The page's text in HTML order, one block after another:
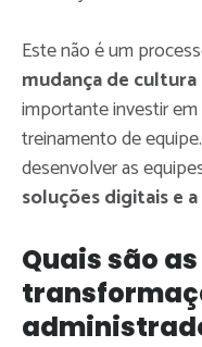
Este não é um
mudança de
importante investir
treinamento de
desenvolver as
soluções digitais e
Quais são